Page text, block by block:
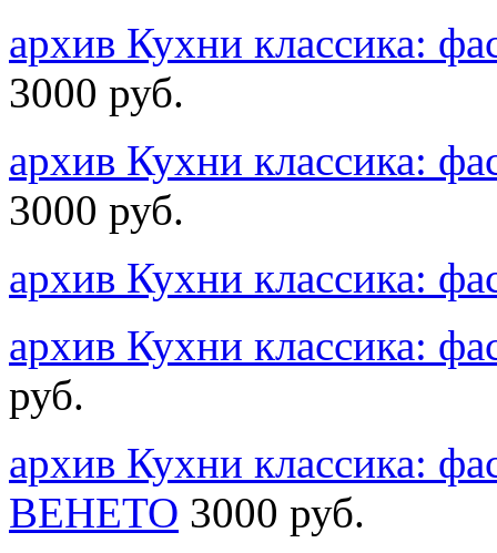
архив Кухни классика:
3000 руб.
архив Кухни классика:
3000 руб.
архив Кухни классика:
архив Кухни классика:
руб.
архив Кухни классика:
ВЕНЕТО 3000 руб.